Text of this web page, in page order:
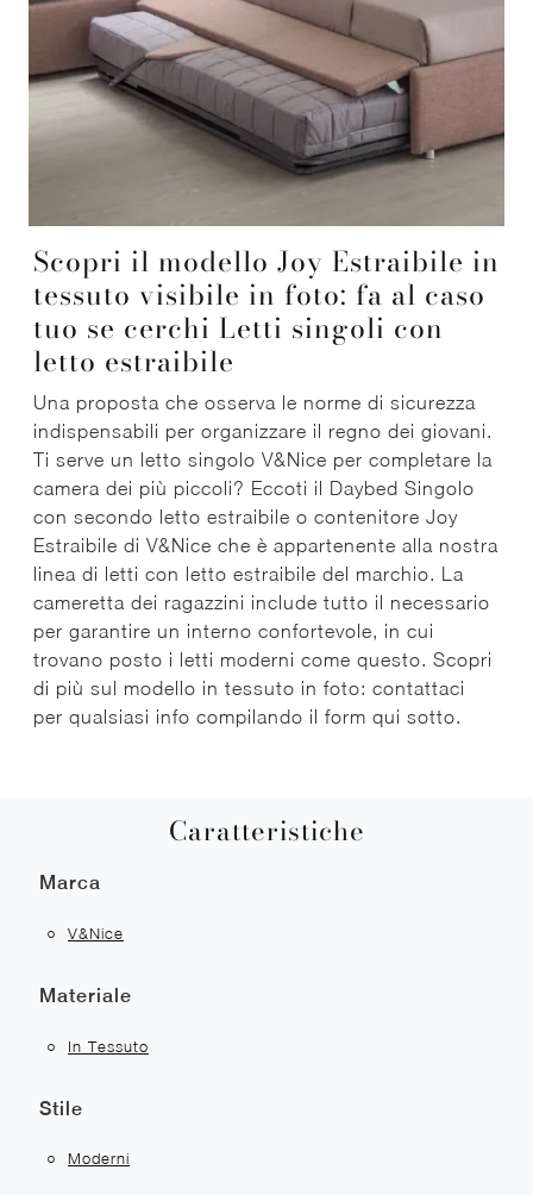
Scopri il modello Joy Estraibile in
tessuto visibile in foto: fa al caso
tuo se cerchi Letti singoli con
letto estraibile
Una proposta che osserva le norme di sicurezza
indispensabili per organizzare il regno dei giovani.
Ti serve un letto singolo V&Nice per completare la
camera dei più piccoli? Eccoti il Daybed Singolo
con secondo letto estraibile o contenitore Joy
Estraibile di V&Nice che è appartenente alla nostra
linea di letti con letto estraibile del marchio. La
cameretta dei ragazzini include tutto il necessario
per garantire un interno confortevole, in cui
trovano posto i letti moderni come questo. Scopri
di più sul modello in tessuto in foto: contattaci
per qualsiasi info compilando il form qui sotto.
Caratteristiche
Marca
V&Nice
Materiale
In Tessuto
Stile
Moderni